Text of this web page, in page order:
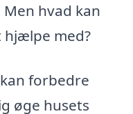
hvad kan
med?
forbedre
øge husets